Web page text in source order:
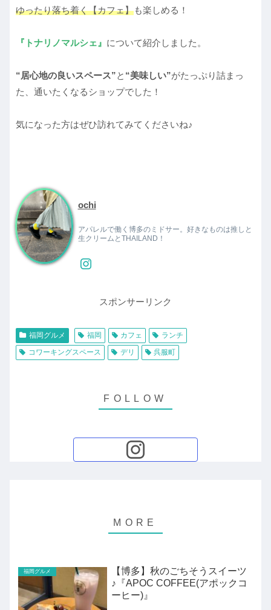
ゆったり落ち着く【カフェ】も楽しめる！
『トナリノマルシェ』 について紹介しました。
“居心地の良いスペース”と “美味しい”がたっぷり詰まっ
た、通いたくなるショップでした！
気になった方はぜひ訪れてみてくださいね♪
ochi
アパレルで働く博多のミドサー。好きなものは推しと
生クリームとTHAILAND！
スポンサーリンク
福岡グルメ 福岡 カフェ
ランチ
コワーキングスペース
デリ 呉服町
福岡グルメ
【博多】秋のごちそうスイーツ
♪『APOC COFFEE(アポックコ
ーヒー)』